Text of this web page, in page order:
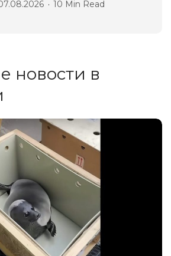
10 Min Read
новости в